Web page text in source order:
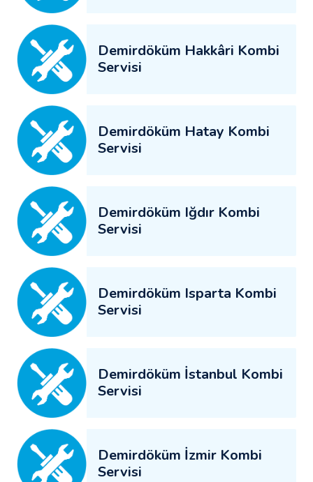
Demirdöküm Hakkâri Kombi
Servisi
Demirdöküm Hatay Kombi
Servisi
Demirdöküm Iğdır Kombi
Servisi
Demirdöküm Isparta Kombi
Servisi
Demirdöküm İstanbul Kombi
Servisi
Demirdöküm İzmir Kombi
Servisi